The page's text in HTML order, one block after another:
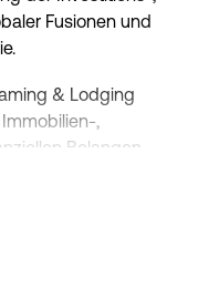
Fusionen und
& Lodging
,
Belangen